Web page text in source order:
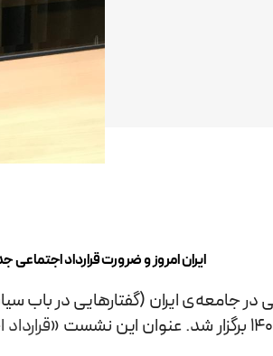
ایران امروز و ضرورت قرارداد اجتماعی
ایران (گفتارهایی در باب